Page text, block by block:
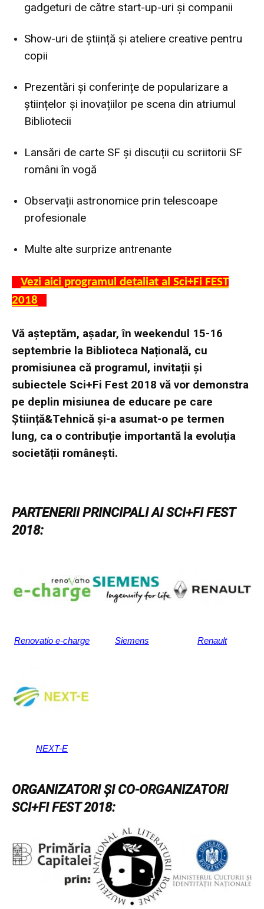
gadgeturi de către start-up-uri și companii
Show-uri de știință și ateliere creative pentru
copii
Prezentări și conferințe de popularizare a
științelor și inovațiilor pe scena din atriumul
Bibliotecii
Lansări de carte SF și discuții cu scriitorii SF
români în vogă
Observații astronomice prin telescoape
profesionale
Multe alte surprize antrenante
Vezi aici programul detaliat al Sci+Fi FEST
2018
Vă așteptăm, așadar, în weekendul 15-16
septembrie la Biblioteca Națională, cu
promisiunea că programul, invitații și
subiectele Sci+Fi Fest 2018 vă vor demonstra
pe deplin misiunea de educare pe care
Știință&Tehnică și-a asumat-o pe termen
lung, ca o contribuție importantă la evoluția
societății românești.
PARTENERII PRINCIPALI AI SCI+FI FEST
2018:
Renovatio e-charge Siemens Renault
NEXT-E
ORGANIZATORI ȘI CO-ORGANIZATORI
SCI+FI FEST 2018: